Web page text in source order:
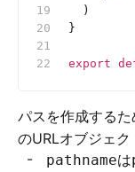
  )
}
export
パスを作成するた
のURLオブジェク
pathnameは